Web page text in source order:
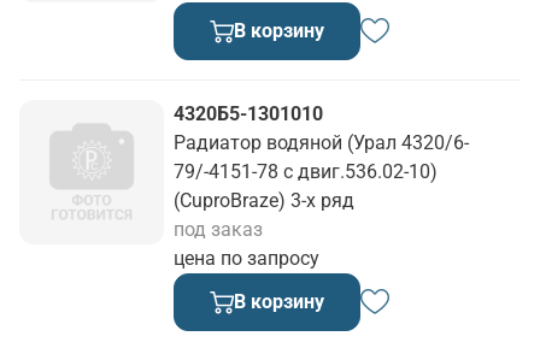
В корзину
4320Б5-1301010
Радиатор водяной (Урал 4320/6-
79/-4151-78 с двиг.536.02-10)
(CuproBraze) 3-х ряд
цена по запросу
под заказ
В корзину